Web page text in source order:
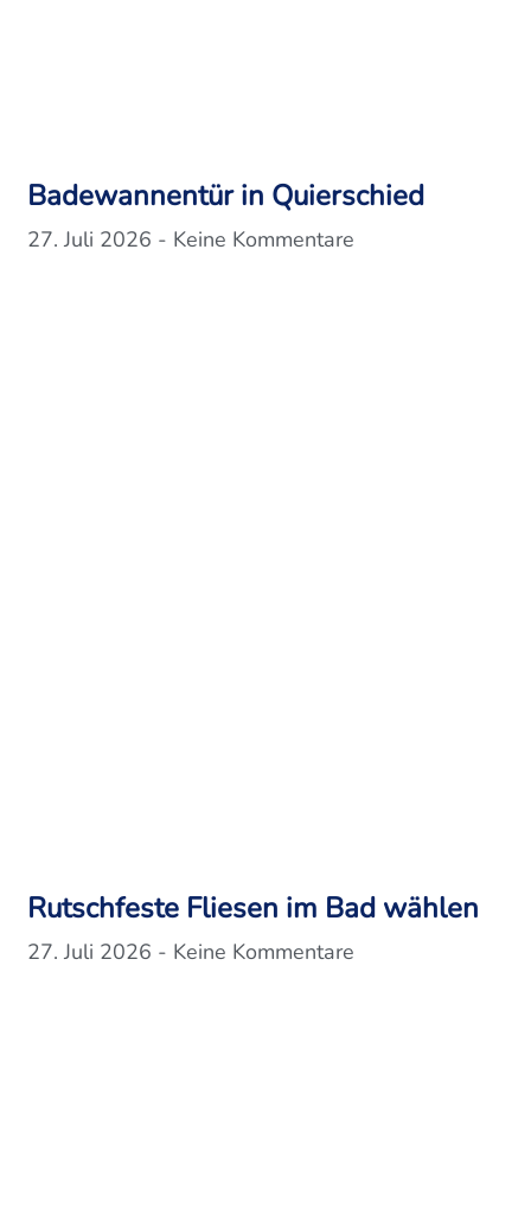
Badewannentür in Quierschied
27. Juli 2026 Keine Kommentare
Rutschfeste Fliesen im Bad wählen
27. Juli 2026 Keine Kommentare